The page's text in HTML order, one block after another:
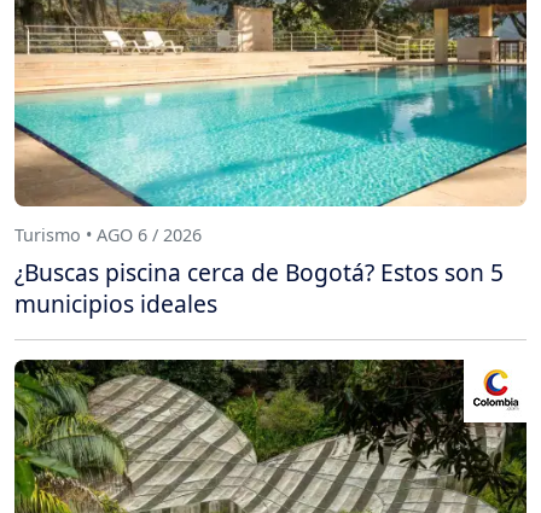
Turismo • AGO 6 / 2026
¿Buscas piscina cerca de Bogotá? Estos son 5
municipios ideales